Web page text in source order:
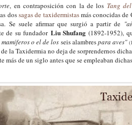
, en contraposición con la de los Tang
dossagas de taxidermistasmás conocidas de
Se suele afirmar que surgió a partir de
de su fundador Liu Shufang(1892-1952),
o el de los seis alambrespara aves"
la Taxidermia no deja de sorprendernos
más de un siglo antes que se empleaban